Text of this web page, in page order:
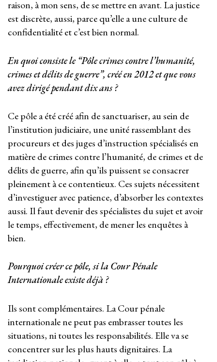
raison, à mon sens, de se mettre en avant. La justice
est discrète, aussi, parce qu’elle a une culture de
confidentialité et c’est bien normal.
En quoi consiste le “Pôle crimes contre l’humanité,
crimes et délits de guerre”, créé en 2012 et que vous
avez dirigé pendant dix ans ?
Ce pôle a été créé afin de sanctuariser, au sein de
l’institution judiciaire, une unité rassemblant des
procureurs et des juges d’instruction spécialisés en
matière de crimes contre l’humanité, de crimes et de
délits de guerre, afin qu’ils puissent se consacrer
pleinement à ce contentieux. Ces sujets nécessitent
d’investiguer avec patience, d’absorber les contextes
aussi. Il faut devenir des spécialistes du sujet et avoir
le temps, effectivement, de mener les enquêtes à
bien.
Pourquoi créer ce pôle, si la Cour Pénale
Internationale existe déjà ?
Ils sont complémentaires. La Cour pénale
internationale ne peut pas embrasser toutes les
situations, ni toutes les responsabilités. Elle va se
concentrer sur les plus hauts dignitaires. La